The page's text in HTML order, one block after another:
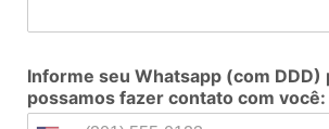
Informe seu Whatsapp (com DDD)
possamos fazer contato com você: